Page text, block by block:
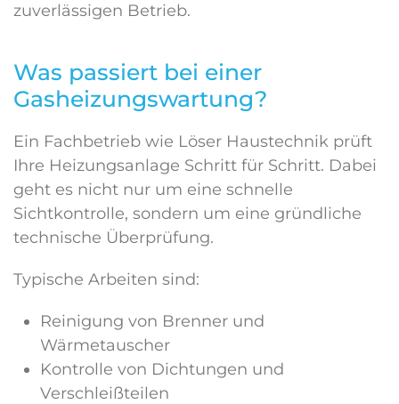
zuverlässigen Betrieb.
Was passiert bei einer
Gasheizungswartung?
Ein Fachbetrieb wie Löser Haustechnik prüft
Ihre Heizungsanlage Schritt für Schritt. Dabei
geht es nicht nur um eine schnelle
Sichtkontrolle, sondern um eine gründliche
technische Überprüfung.
Typische Arbeiten sind:
Reinigung von Brenner und
Wärmetauscher
Kontrolle von Dichtungen und
Verschleißteilen